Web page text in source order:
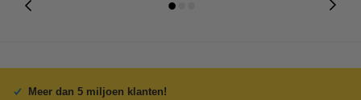
Meer dan 5 miljoen klanten!